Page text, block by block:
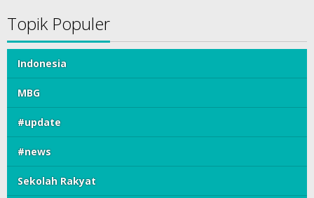
Topik Populer
Indonesia
MBG
#update
#news
Sekolah Rakyat